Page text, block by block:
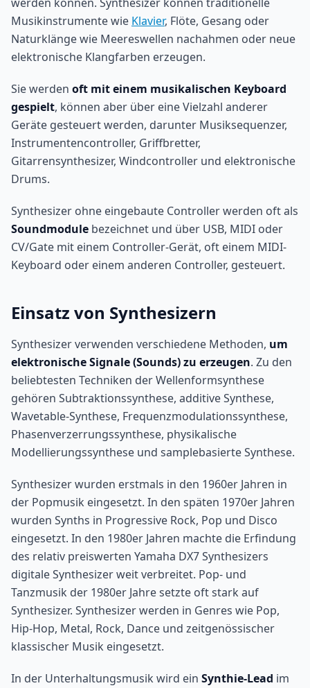
Musikinstrumente wie Klavier, Flöte, Gesang oder
Naturklänge wie Meereswellen nachahmen oder neue
elektronische Klangfarben erzeugen.
Sie werden oft mit einem musikalischen Keyboard
gespielt, können aber über eine Vielzahl anderer
Geräte gesteuert werden, darunter Musiksequenzer,
Instrumentencontroller, Griffbretter,
Gitarrensynthesizer, Windcontroller und elektronische
Drums.
Synthesizer ohne eingebaute Controller werden oft als
Soundmodule bezeichnet und über USB, MIDI oder
CV/Gate mit einem Controller-Gerät, oft einem MIDI-
Keyboard oder einem anderen Controller, gesteuert.
Einsatz von Synthesizern
Synthesizer verwenden verschiedene Methoden, um
elektronische Signale (Sounds) zu erzeugen. Zu den
beliebtesten Techniken der Wellenformsynthese
gehören Subtraktionssynthese, additive Synthese,
Wavetable-Synthese, Frequenzmodulationssynthese,
Phasenverzerrungssynthese, physikalische
Modellierungssynthese und samplebasierte Synthese.
Synthesizer wurden erstmals in den 1960er Jahren in
der Popmusik eingesetzt. In den späten 1970er Jahren
wurden Synths in Progressive Rock, Pop und Disco
eingesetzt. In den 1980er Jahren machte die Erfindung
des relativ preiswerten Yamaha DX7 Synthesizers
digitale Synthesizer weit verbreitet. Pop- und
Tanzmusik der 1980er Jahre setzte oft stark auf
Synthesizer. Synthesizer werden in Genres wie Pop,
Hip-Hop, Metal, Rock, Dance und zeitgenössischer
klassischer Musik eingesetzt.
In der Unterhaltungsmusik wird ein Synthie-Lead im